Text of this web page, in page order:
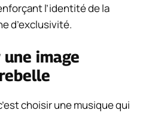
l’identité de la
d’exclusivité.
image
choisir une musique qui